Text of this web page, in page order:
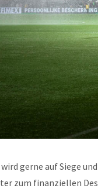
gerne auf Siege
zum finanziellen